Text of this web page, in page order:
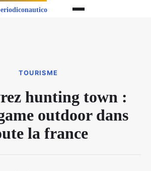
TOURISME
hunting town :
outdoor dans
la france